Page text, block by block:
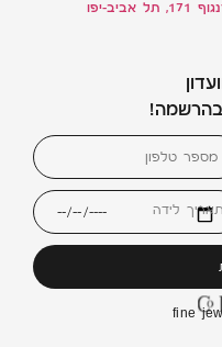
תל אביב-יפו
תאריך לידה
fine